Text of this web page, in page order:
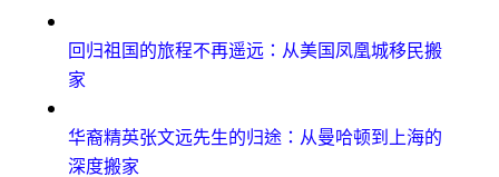
回归祖国的旅程不再遥远：从美国凤凰城移民搬
家
华裔精英张文远先生的归途：从曼哈顿到上海的
深度搬家